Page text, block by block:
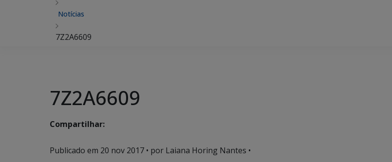
Notícias
7Z2A6609
7Z2A6609
Compartilhar:
Publicado em 20 nov 2017 • por Laiana Horing Nantes •